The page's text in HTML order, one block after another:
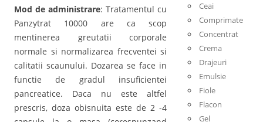
Mod de administrare: Tratamentul cu
Panzytrat 10000 are ca scop
mentinerea greutatii corporale
normale si normalizarea frecventei si
calitatii scaunului. Dozarea se face in
functie de gradul insuficientei
pancreatice. Daca nu este altfel
prescris, doza obisnuita este de 2 -4
Ceai
Comprimate
Concentrat
Crema
Drajeuri
Emulsie
Fiole
Flacon
Gel